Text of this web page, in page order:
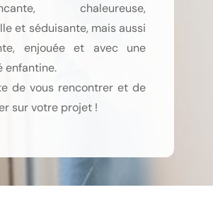
chaleureuse,
et séduisante, mais aussi
enjouée et avec une
enfantine.
de vous rencontrer et de
sur votre projet !